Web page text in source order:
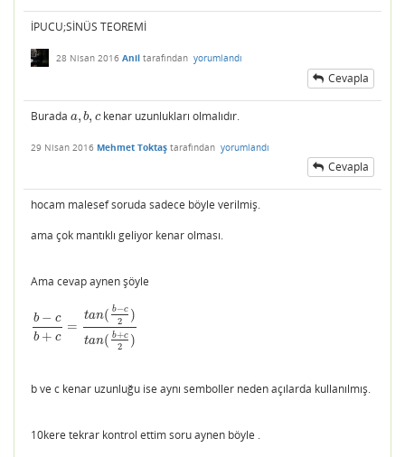
İPUCU;SİNÜS TEOREMİ
28 Nisan 2016 Anil tarafından yorumlandı
Cevapla
Burada a, b, c
a,b,c kenar uzunlukları olmalıdır.
29 Nisan 2016 Mehmet Toktaş tarafından yorumlandı
Cevapla
hocam malesef soruda sadece böyle verilmiş.
ama çok mantıklı geliyor kenar olması.
Ama cevap aynen şöyle
b − c
b + c
=
tan( b−c
2 )
tan( b+c
2 )
b−cb+c =t n(b−c2)tan
b ve c kenar uzunluğu ise aynı semboller neden açılarda kullanılmış.
10kere tekrar kontrol ettim soru aynen böyle .